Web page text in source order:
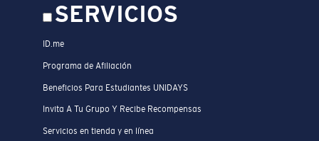
SERVICIOS
ID.me
Programa de Afiliación
Beneficios Para Estudiantes UNIDAYS
Invita A Tu Grupo Y Recibe Recompensas
Servicios en tienda y en línea